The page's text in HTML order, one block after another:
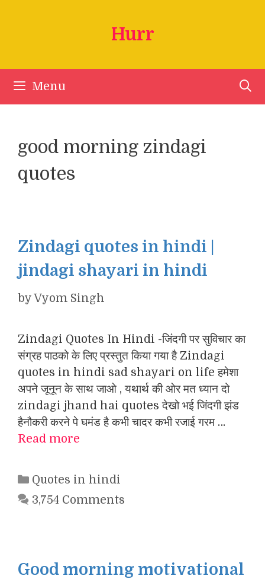
Hurr
Menu
good morning zindagi
quotes
Zindagi quotes in hindi |
jindagi shayari in hindi
byVyom Singh
Zindagi Quotes In Hindi -जिंदगी पर सुविचार का
संग्रह पाठको के लिए प्रस्तुत किया गया है Zindagi
quotes in hindi sad shayari on life हमेशा
अपने जूनून के साथ जाओ , यथार्थ की ओर मत ध्यान दो
zindagi jhand hai quotes देखो भई जिंदगी झंड
हैनौकरी करने पे घमंड है कभी चादर कभी रजाई गरम …
Read more
Categories
Quotes in hindi
3,754 Comments
Good morning motivational